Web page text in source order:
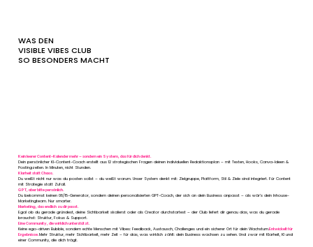
WAS DEN
VISIBLE VIBES CLUB
SO BESONDERS MACHT
Kein leerer Content-Kalender mehr – sondern ein System, das für dich denkt.
Dein persönlicher KI-Content-Coach erstellt aus 12 strategischen Fragen deinen individuellen Redaktionsplan – mit Texten, Hooks, Canva-Ideen &
Postingzeiten. In Minuten, nicht Stunden.
Klarheit statt Chaos.
Du weißt nicht nur was du posten sollst – du weißt warum. Unser System denkt mit: Zielgruppe, Plattform, Stil & Ziele sind integriert. Für Content
mit Strategie statt Zufall.
GPT, aber bitte persönlich.
Du bekommst keinen 08/15-Generator, sondern deinen personalisierten GPT-Coach, der sich an dein Business anpasst – als wär’s dein Inhouse-
Marketingteam. Nur smarter.
Marketing, das endlich zu dir passt.
Egal ob du gerade gründest, deine Sichtbarkeit skalierst oder als Creator durchstartest – der Club liefert dir genau das, was du gerade
brauchst: Struktur, Fokus & Support.
Eine Community, die wirklich unterstützt.
Keine ego-driven Bubble, sondern echte Menschen mit Vibes: Feedback, Austausch, Challenges und ein sicherer Ort für dein Wachstum.Entwickelt für
Ergebnisse.Mehr Struktur, mehr Sichtbarkeit, mehr Zeit – für das, was wirklich zählt: dein Business wachsen zu sehen. Und zwar mit Klarheit, KI und
einer Community, die dich trägt.